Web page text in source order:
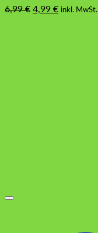
6,99€ Ursprünglicher
4,99 €Aktueller
inkl. MwSt.